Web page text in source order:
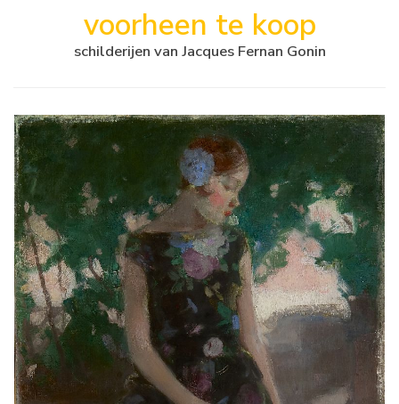
voorheen te koop
schilderijen van Jacques Fernan Gonin